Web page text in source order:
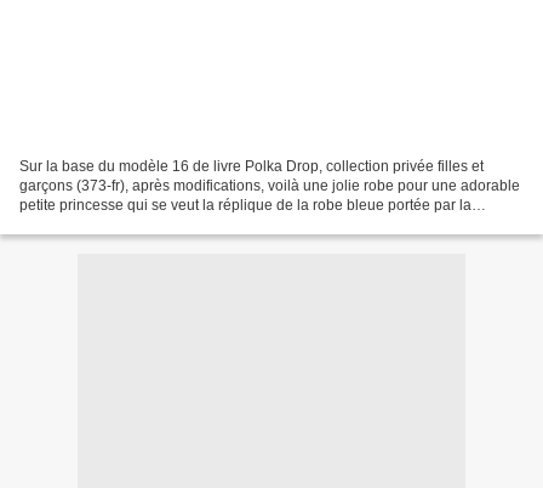
Sur la base du modèle 16 de livre Polka Drop, collection privée filles et
garçons (373-fr), après modifications, voilà une jolie robe pour une adorable
petite princesse qui se veut la réplique de la robe bleue portée par la